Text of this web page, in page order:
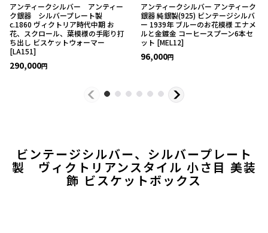
ビンテージシルバー、シルバープレート
製 ヴィクトリアンスタイル 小さ目 美装
飾 ビスケットボックス
アンティークシルバー アンティー
ク銀器 シルバープレート製
c.1860 ヴィクトリア時代中期 お
花、スクロール、葉模様の手彫り打
ち出し ビスケットウォーマー
[LA151]
290,000円
アンティークシルバー アンティーク
銀器 純銀製(925) ビンテージシルバ
ー 1939年 ブルーのお花模様 エナメ
ルと金鍍金 コーヒースプーン6本セ
ット [MEL12]
96,000円